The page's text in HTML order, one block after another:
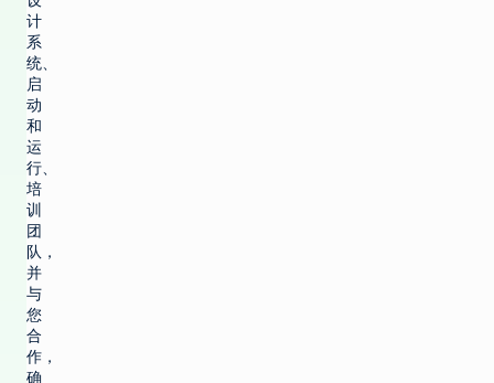
计
系
统、
启
动
和
运
行、
培
训
团
队，
并
与
您
合
作，
确